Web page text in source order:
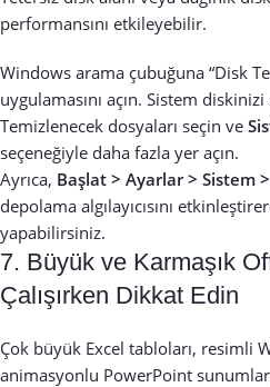
performansını etkileyebilir.
Windows arama çubuğuna “Disk
uygulamasını açın. Sistem diskinizi
Temizlenecek dosyaları seçin ve
seçeneğiyle daha fazla yer açın.
Ayrıca, Başlat > Ayarlar > Sistem
depolama algılayıcısını
yapabilirsiniz.
7. Büyük ve Karmaşık
Çalışırken Dikkat Edin
Çok büyük Excel tabloları, resimli
animasyonlu PowerPoint